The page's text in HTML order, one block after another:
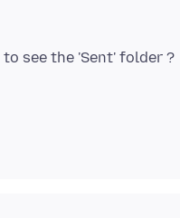
see the 'Sent' folder ?